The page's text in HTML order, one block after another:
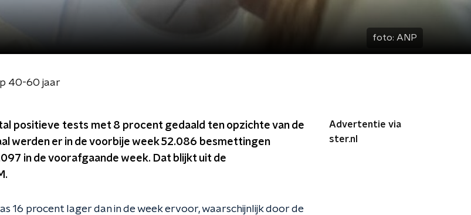
foto: ANP
40-60 jaar
positieve tests met 8 procent gedaald ten opzichte van de
werden er in de voorbije week 52.086 besmettingen
in de voorafgaande week. Dat blijkt uit de
16 procent lager dan in de week ervoor, waarschijnlijk door de
Advertentie via
ster.nl